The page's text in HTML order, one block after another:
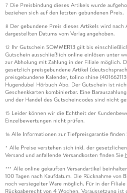
7 Die Preisbindung dieses Artikels wurde
beziehen sich auf den letzten gebundenen Preis.
8 Der gebundene Preis dieses Artikels wird
dargestellten Datums vom Verlag angehoben.
12 Ihr Gutschein SOMMER13 gilt bis
Gutschein ausschließlich online einlösen unter
zur Abholung mit Zahlung in der Filiale möglich.
gesetzlich preisgebundene Artikel
preisgebundene Kalender, tolino shine
Hugendubel Hörbuch Abo. Der Gutschein ist
Geschenkkarten kombinierbar. Eine
und der Handel des Gutscheincodes sind nicht
15 Leider können wir die Echtheit der
Einzelbewertungen nicht prüfen.
16 Alle Informationen zur Tiefpreisgarantie finden
* Alle Preise verstehen sich inkl. der
Versand und anfallende Versandkosten finden Sie
*** Alle online gekauften Versandartikel
100 Tagen nach Kaufdatum. Die Rücknahme von
noch versiegelter Ware möglich. Für in der
Rückgaberecht von 4 Wochen. Voraussetzung ist